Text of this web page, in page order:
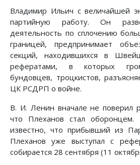
Владимир Ильич с величайшей
партийную работу. Он
деятельность по сплочению
границей, предпринимает
секций, находившихся в
рефератами, в которых
бундовцев, троцкистов,
ЦК РСДРП о войне.
В. И. Ленин вначале не поверил
что Плеханов стал
известно, что прибывший из
Плеханов уже выступал с
собирается 28 сентября (11